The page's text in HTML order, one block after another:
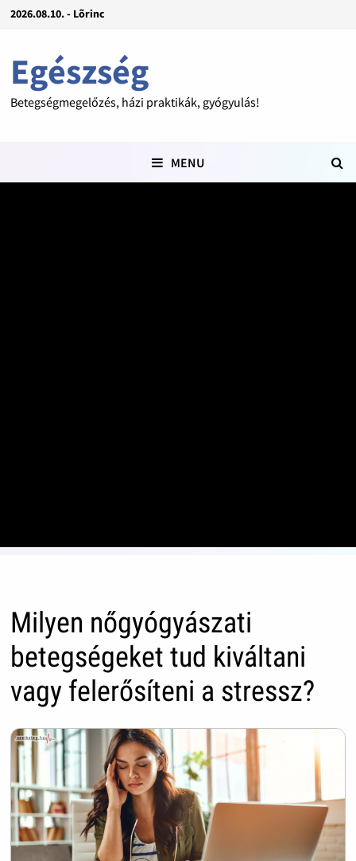
2026.08.10. - Lõrinc
Egészség
Betegségmegelőzés, házi praktikák, gyógyulás!
MENU
Milyen nőgyógyászati
betegségeket tud kiváltani
vagy felerősíteni a stressz?